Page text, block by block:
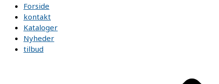
Forside
kontakt
Kataloger
Nyheder
tilbud